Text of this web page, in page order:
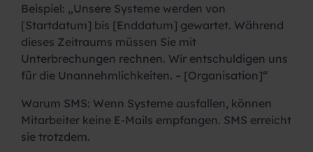
Beispiel: „Unsere Systeme werden von
[Startdatum] bis [Enddatum] gewartet. Während
dieses Zeitraums müssen Sie mit
Unterbrechungen rechnen. Wir entschuldigen uns
für die Unannehmlichkeiten. – [Organisation]“
Warum SMS: Wenn Systeme ausfallen, können
Mitarbeiter keine E-Mails empfangen. SMS erreicht
sie trotzdem.